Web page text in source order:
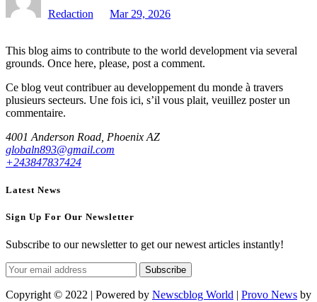
Redaction Mar 29, 2026
This blog aims to contribute to the world development via several
grounds. Once here, please, post a comment.
Ce blog veut contribuer au developpement du monde à travers
plusieurs secteurs. Une fois ici, s’il vous plait, veuillez poster un
commentaire.
4001 Anderson Road, Phoenix AZ
globaln893@gmail.com
+243847837424
Latest News
Sign Up For Our Newsletter
Subscribe to our newsletter to get our newest articles instantly!
Subscribe
Copyright © 2022 | Powered by Newscblog World | Provo News by